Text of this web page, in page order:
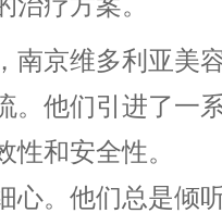
京维多利亚美
。他们引进了一
性和安全性。
心。他们总是倾